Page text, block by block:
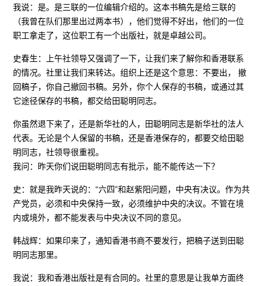
我说：是。是三联的一位编辑介绍的。这本书稿先是给三联的
（我曾在队们那里出过两本书），他们觉得不好出，他们的一位
职工拿走了，这位职工有一个出版社，就是卓越公司。
史春生：上午社领导又强调了一下，让我们来了解你和香港联系
的情况。社里让我们来转达。组织上还是这个意思：不要出， 撤
回稿子，你自己撤回书稿。另外，你个人保存的书稿，或通过其
它途径保存的书稿，都交给田聪明同志。
你虽然退下来了，还是新华社的人，田聪明同志是新华社的法人
代表。无论是个人保留的书稿，还是香港保存的，都要交给田聪
明同志，社领导很重视。
我问：昨天你们说田聪明同志有批示，能不能传达一下？
史：就是我昨天说的：“六四”和赵紫阳问题，中央有决议。作为共
产党员，必须和中央保持一致，必须维护中央的决议。不管在境
内或境外，都不能发表与中央决议不同的意见。
韩战辉：如果印来了，通知香港书商不要发行，把稿子送到田聪
明同志那里。
我说：我和香港出版社是有合同的。社里的意思是让我单方面终